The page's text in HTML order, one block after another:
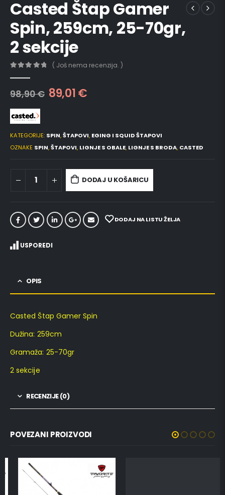
Casted Štap Gamer
Spin, 259cm, 25-70gr,
2 sekcije
( Još nema recenzija. )
98,90€ 89,01€
KATEGORIJE: SPIN,ŠTAPOVI, EGING I SQUID ŠTAPOVI
OZNAKE SPIN,ŠTAPOVI, LIGNJE S OBALE, LIGNJE S BRODA, CASTED
DODAJ U KOŠARICU
DODAJ NA LISTU ŽELJA
USPOREDI
OPIS
Casted Štap Gamer Spin
Dužina: 259cm
Gramaža: 25-70gr
2 sekcije
RECENZIJE (0)
POVEZANI PROIZVODI